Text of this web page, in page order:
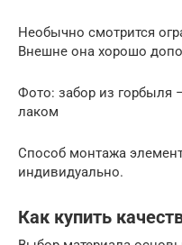
Необычно смотрится
Внешне она хорошо
Фото: забор из
лаком
Способ монтажа
индивидуально.
Как купить